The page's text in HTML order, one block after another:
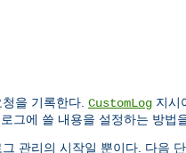
을 기록한다. CustomLog 지시
그에 쓸 내용을 설정하는 방법
관리의 시작일 뿐이다. 다음